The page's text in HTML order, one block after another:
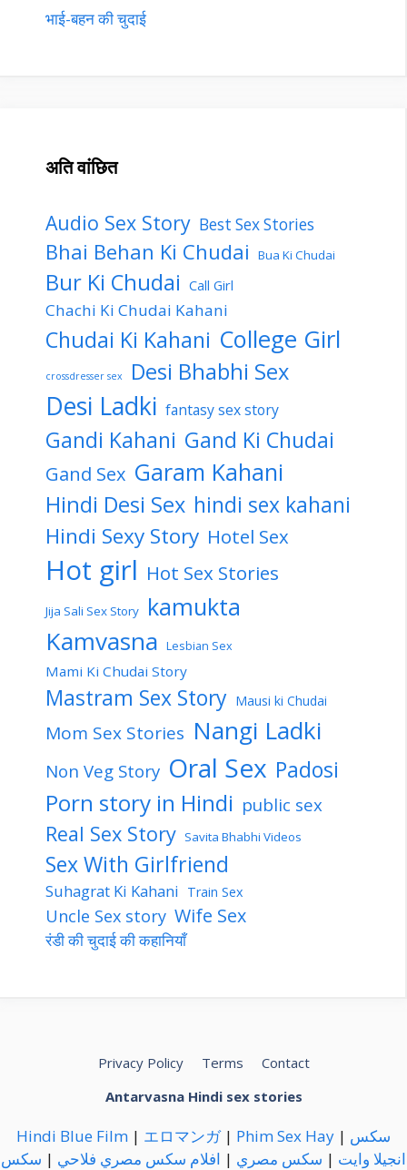
भाई-बहन की चुदाई
अति वांछित
Audio Sex Story Best Sex Stories
Bhai Behan Ki Chudai Bua Ki Chudai
Bur Ki Chudai Call Girl
Chachi Ki Chudai Kahani
Chudai Ki Kahani College Girl
crossdresser sex Desi Bhabhi Sex
Desi Ladki fantasy sex story
Gandi Kahani Gand Ki Chudai
Gand Sex Garam Kahani
Hindi Desi Sex hindi sex kahani
Hindi Sexy Story Hotel Sex
Hot girl Hot Sex Stories
Jija Sali Sex Story kamukta
Kamvasna Lesbian Sex
Mami Ki Chudai Story
Mastram Sex Story Mausi ki Chudai
Mom Sex Stories Nangi Ladki
Non Veg Story Oral Sex Padosi
Porn story in Hindi public sex
Real Sex Story Savita Bhabhi Videos
Sex With Girlfriend
Suhagrat Ki Kahani Train Sex
Uncle Sex story Wife Sex
रंडी की चुदाई की कहानियाँ
Privacy Policy Terms
Contact
Antarvasna Hindi sex stories
Hindi Blue Film | エロマンガ| Phim Sex Hay | سكس
انجيلا وايت | سكس مصري | افلام سكس مصري فلاحي | سكس